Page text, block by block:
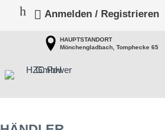
Anmelden / Registrieren
HAUPTSTANDORT
Mönchengladbach, Tomphecke 65